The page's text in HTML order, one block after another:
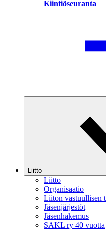
Kiintiöseuranta
Liitto
Liitto
Organisaatio
Liiton vastuullisen
Jäsenjärjestöt
Jäsenhakemus
SAKL ry 40 vuotta